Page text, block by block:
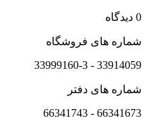
0 دیدگاه
شماره های فروشگاه
33914059 - 33999160-3
شماره های دفتر
66341673 - 66341743